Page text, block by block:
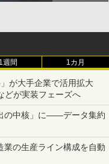
1週間 1カ月
が大手企業で活用拡大
どが実装フェーズへ
の中核」に――データ集約
業の生産ライン構成を自動